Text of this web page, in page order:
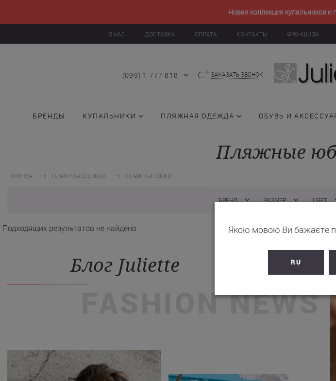
Новая коллекция купальников
О НАС ДОСТАВКА ОПЛАТА КОНТАКТЫ ФРАНШИЗА
(099) 1 777 818 ЗАКАЗАТЬ ЗВОНОК
БРЕНДЫ КУПАЛЬНИКИ ПЛЯЖНАЯ ОДЕЖДА ОБУВЬ И
ГЛАВНАЯ ПЛЯЖНАЯ ОДЕЖДА ПЛЯЖНЫЕ ОБКИ
Пляжные
БРЕНД РАЗМЕР ЦВЕТ
Подходящих результатов не найдено.
Блог Juliette
FASHION NEWS
Якою мовою Ви бажаєте
RU